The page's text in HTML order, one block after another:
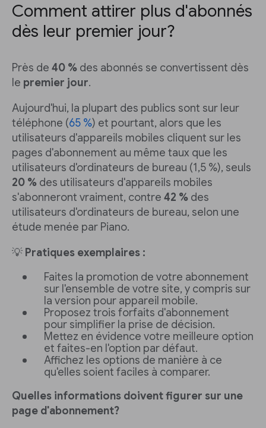
Comment attirer plus d'abonnés
dès leur premier jour?
Près de 40 % des abonnés se convertissent dès
le premier jour.
Aujourd'hui, la plupart des publics sont sur leur
téléphone (65 %) et pourtant, alors que les
utilisateurs d'appareils mobiles cliquent sur les
pages d'abonnement au même taux que les
utilisateurs d'ordinateurs de bureau (1,5 %), seuls
20 % des utilisateurs d'appareils mobiles
s'abonneront vraiment, contre 42 % des
utilisateurs d'ordinateurs de bureau, selon une
étude menée par Piano.
💡 Pratiques exemplaires :
Faites la promotion de votre abonnement
sur l'ensemble de votre site, y compris sur
la version pour appareil mobile.
Proposez trois forfaits d'abonnement
pour simplifier la prise de décision.
Mettez en évidence votre meilleure option
et faites-en l'option par défaut.
Affichez les options de manière à ce
qu'elles soient faciles à comparer.
Quelles informations doivent figurer sur une
page d'abonnement?